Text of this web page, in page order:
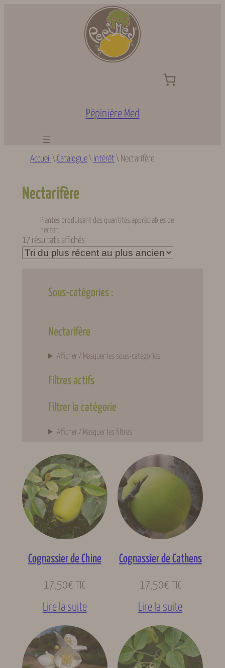
Pépinière Med
Accueil \ Catalogue\ Intérêt \ Nectarifère
Nectarifère
Plantes produisant des quantités appréciables de
nectar.
17 résultats affichésTrié
du
au
plus
Sous-catégories :
Nectarifère
Afficher / Masquer les sous-catégories
Filtres actifs
Filtrer la catégorie
Afficher / Masquer les filtres
Cognassier de Chine
17,50€ TTC
Lire la suite
Cognassier de Cathens
17,50€ TTC
Lire la suite